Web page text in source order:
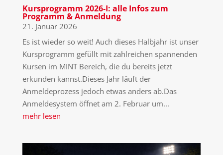
Kursprogramm 2026-I: alle Infos zum
Programm & Anmeldung
21. Januar 2026
Es ist wieder so weit! Auch dieses Halbjahr ist unser
Kursprogramm gefüllt mit zahlreichen spannenden
Kursen im MINT Bereich, die du bereits jetzt
erkunden kannst.Dieses Jahr läuft der
Anmeldeprozess jedoch etwas anders ab.Das
Anmeldesystem öffnet am 2. Februar um...
mehr lesen